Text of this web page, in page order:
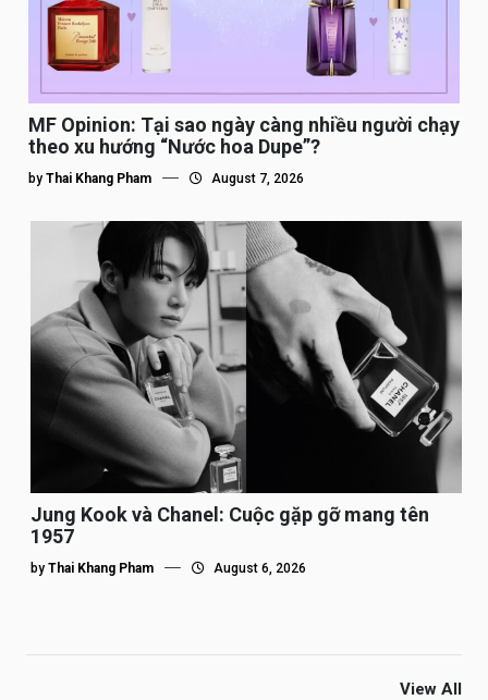
MF Opinion: Tại sao ngày càng nhiều người chạy
theo xu hướng “Nước hoa Dupe”?
by Thai Khang Pham August 7, 2026
Jung Kook và Chanel: Cuộc gặp gỡ mang tên
1957
by Thai Khang Pham August 6, 2026
View All